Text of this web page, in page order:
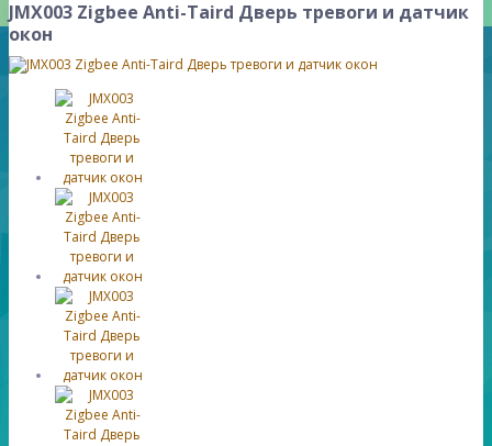
JMX003 Zigbee Anti-Taird Дверь тревоги и датчик
окон